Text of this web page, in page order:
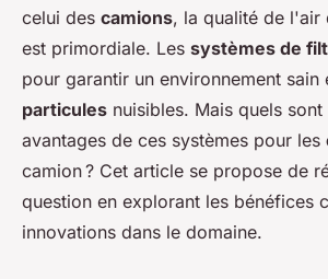
celui des camions, la qualité de l'air
est primordiale. Les systèmes de
pour garantir un environnement sain
particules nuisibles. Mais quels
avantages de ces systèmes pour les
camion ? Cet article se propose de
question en explorant les bénéfices
innovations dans le domaine.